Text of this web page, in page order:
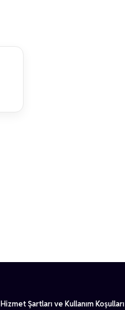
Hizmet Şartları ve Kullanım Koşulları